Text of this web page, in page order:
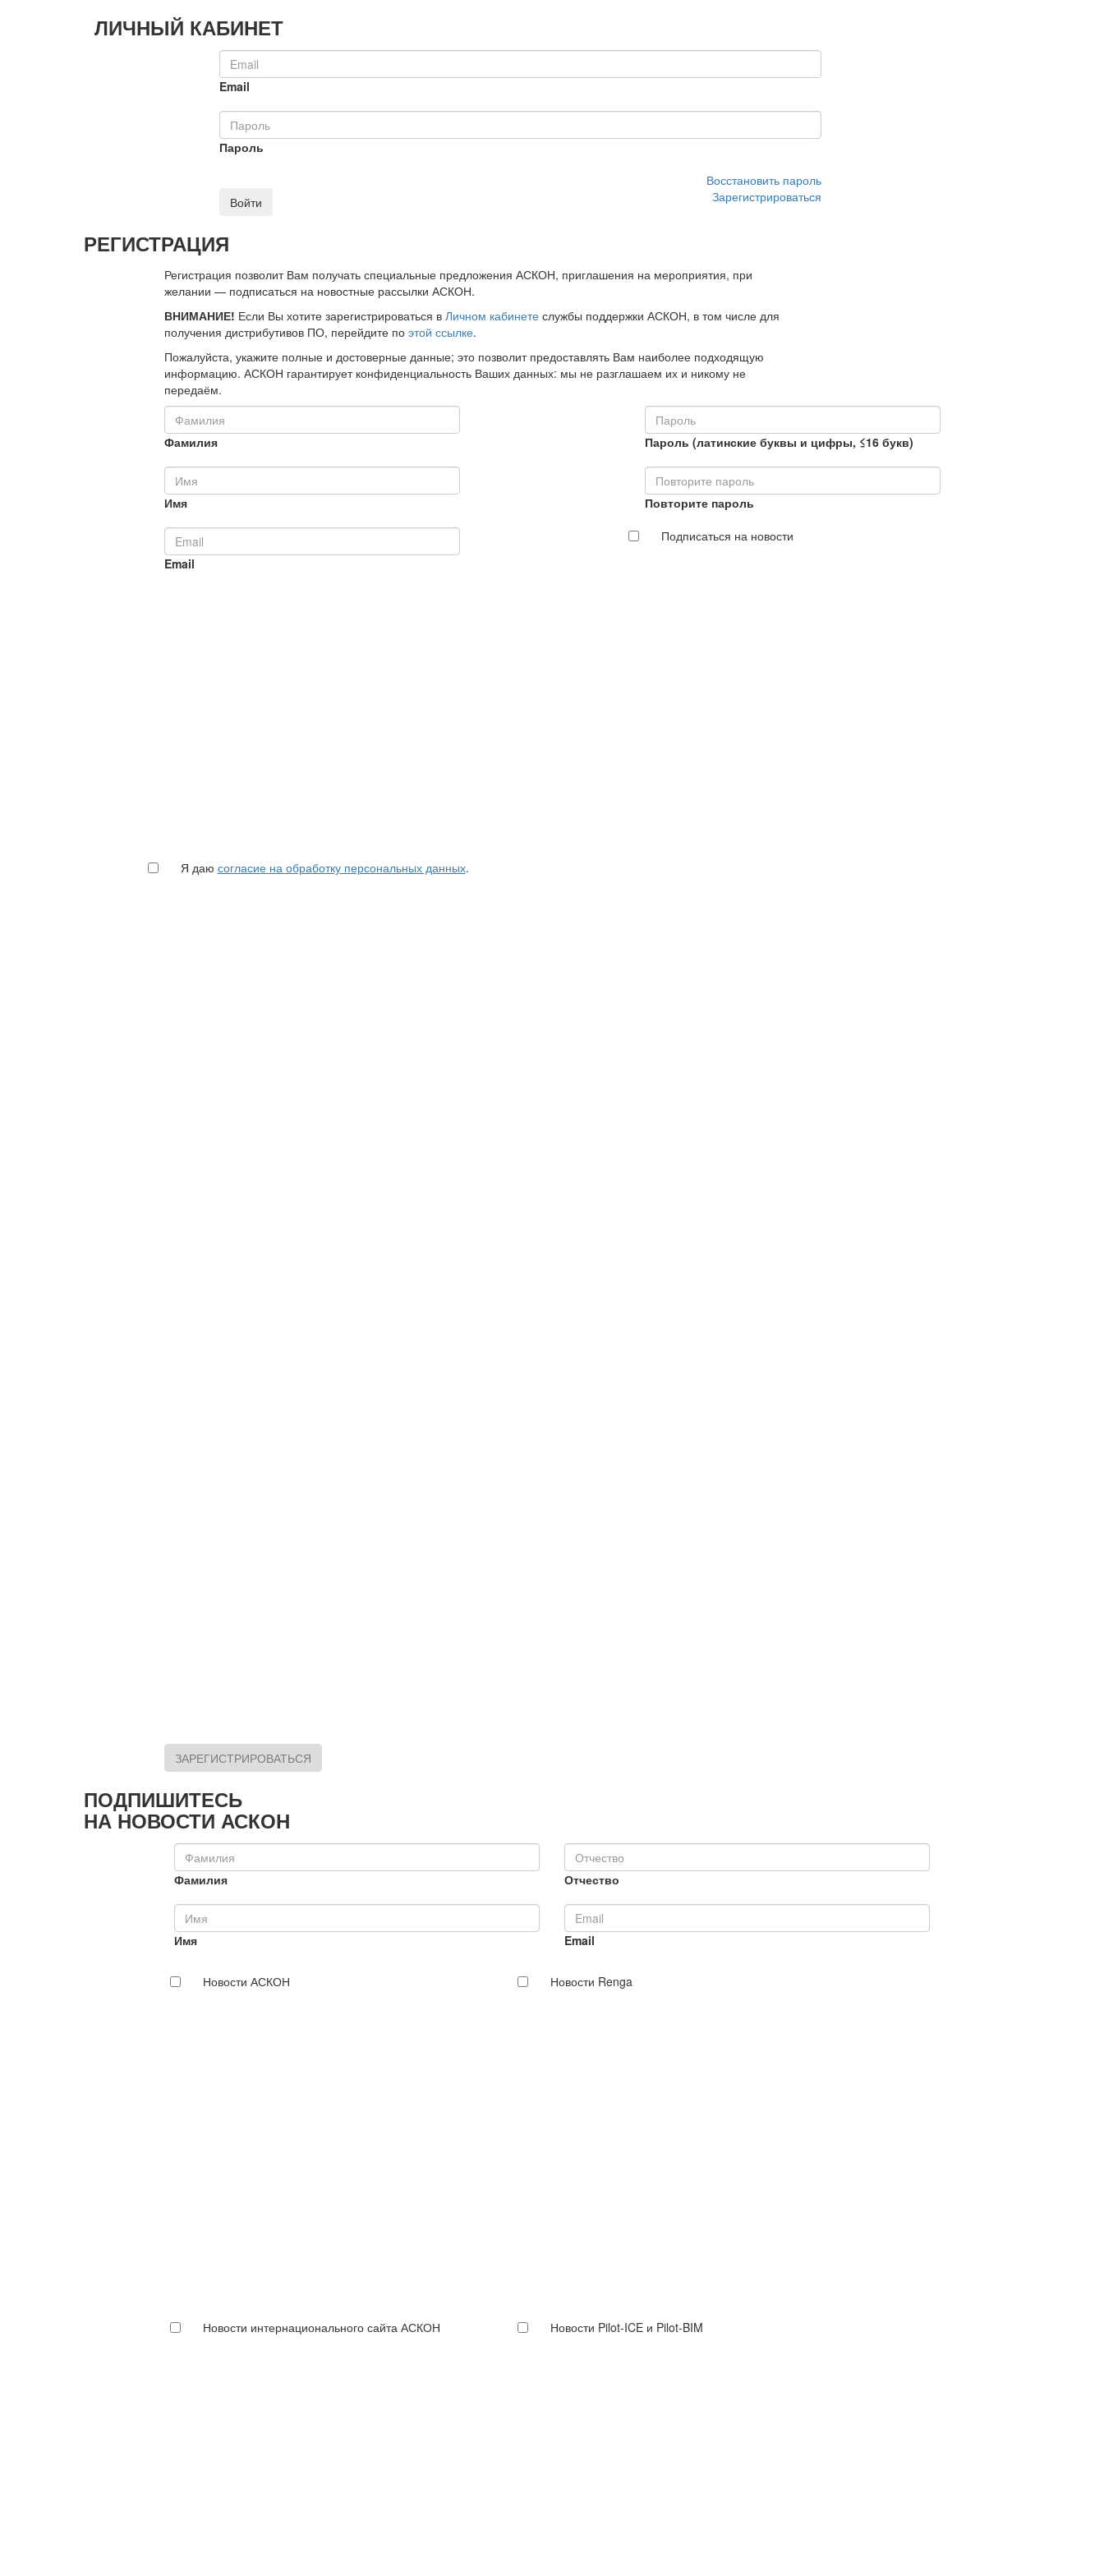
ЛИЧНЫЙ КАБИНЕТ
Email
Пароль
Восстановить пароль
Войти
Зарегистрироваться
РЕГИСТРАЦИЯ
Регистрация позволит Вам получать специальные предложения АСКОН, приглашения на мероприятия, при
желании — подписаться на новостные рассылки АСКОН.
ВНИМАНИЕ! Если Вы хотите зарегистрироваться в Личном кабинетеслужбы поддержки АСКОН, в том числе для
получения дистрибутивов ПО, перейдите по этой ссылке.
Пожалуйста, укажите полные и достоверные данные; это позволит предоставлять Вам наиболее подходящую
информацию. АСКОН гарантирует конфиденциальность Ваших данных: мы не разглашаем их и никому не
передаём.
Фамилия
Имя
Email
Пароль (латинские буквы и цифры, ≤16 букв)
Повторите пароль
Подписаться на новости
Я даю согласие на обработку персональных данных.
ЗАРЕГИСТРИРОВАТЬСЯ
ПОДПИШИТЕСЬ
НА НОВОСТИ АСКОН
Фамилия
Имя
Отчество
Email
Новости АСКОН
Новости интернационального сайта АСКОН
Новости Renga
Новости Pilot-ICE и Pilot-BIM